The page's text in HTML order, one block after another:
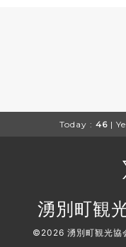
Today : 46 |
湧別町観
©2026 湧別町観光協